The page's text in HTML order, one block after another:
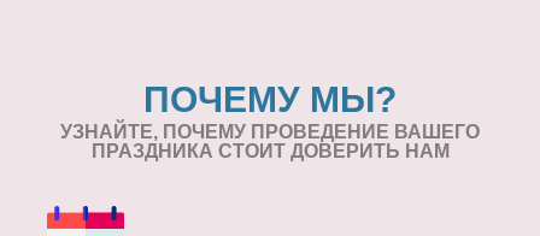
ПОЧЕМУ МЫ?
УЗНАЙТЕ, ПОЧЕМУ ПРОВЕДЕНИЕ ВАШЕГО
ПРАЗДНИКА СТОИТ ДОВЕРИТЬ НАМ